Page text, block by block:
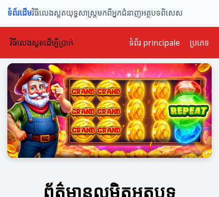
ទំព័រដើមវិធីលេងស្លតយុទ្ធសាស្ត្រមកពីអ្នកជំនាញអត្ថបទពិសេស
វិធីលេងស្លតដើម្បីប្រាក់ ទំព័រ principale ប្រភេទ
ព័ត៌មានលម្អិតអត្ថបទ